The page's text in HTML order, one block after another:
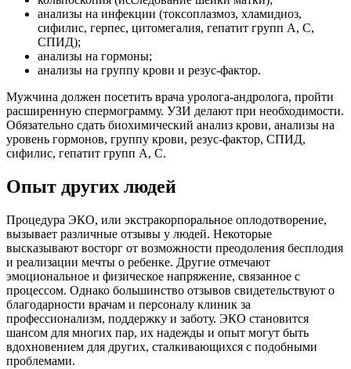
анализы на инфекции (токсоплазмоз, хламидиоз,
сифилис, герпес, цитомегалия, гепатит групп А, С,
СПИД);
анализы на гормоны;
анализы на группу крови и резус-фактор.
Мужчина должен посетить врача уролога-андролога, пройти
расширенную спермограмму. УЗИ делают при необходимости.
Обязательно сдать биохимический анализ крови, анализы на
уровень гормонов, группу крови, резус-фактор, СПИД,
сифилис, гепатит групп А, С.
Опыт других людей
Процедура ЭКО, или экстракорпоральное оплодотворение,
вызывает различные отзывы у людей. Некоторые
высказывают восторг от возможности преодоления бесплодия
и реализации мечты о ребенке. Другие отмечают
эмоциональное и физическое напряжение, связанное с
процессом. Однако большинство отзывов свидетельствуют о
благодарности врачам и персоналу клиник за
профессионализм, поддержку и заботу. ЭКО становится
шансом для многих пар, их надежды и опыт могут быть
вдохновением для других, сталкивающихся с подобными
проблемами.